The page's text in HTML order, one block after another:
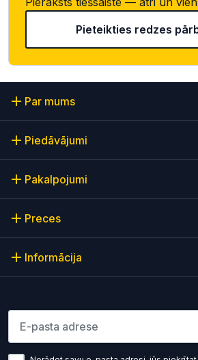
Pieteikties redzes
Par mums
Piedāvājumi
Pakalpojumi
Preces
Informācija
Lūdzu ievadiet e-pasta adresi